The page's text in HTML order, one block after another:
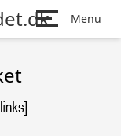
Menu